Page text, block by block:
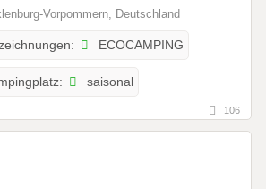
Vorpommern, Deutschland
ECOCAMPING
saisonal
106